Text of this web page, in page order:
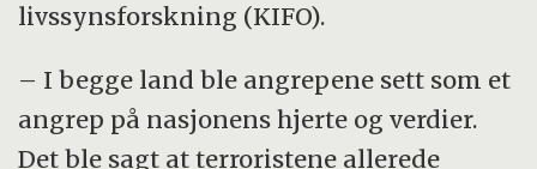
livssynsforskning (KIFO).
– I begge land ble angrepene sett som et
angrep på nasjonens hjerte og verdier.
Det ble sagt at terroristene allerede